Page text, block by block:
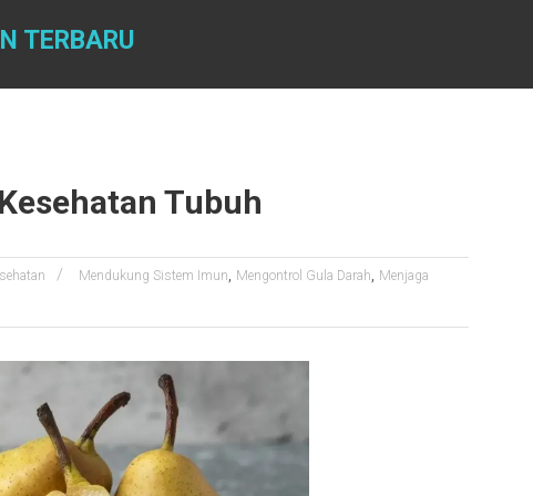
TERBARU
Tubuh
Mendukung Sistem Imun, Mengontrol Gula Darah, Menjaga